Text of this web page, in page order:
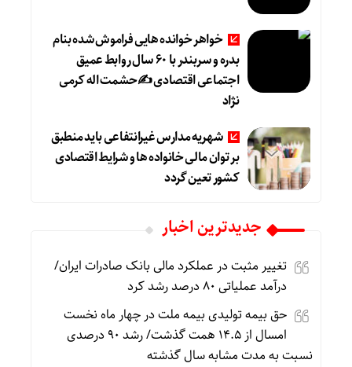
خواهر خوانده هایی فراموش شده بنام
بدره و سربندر با ۶۰ سال روابط عمیق
اجتماعی اقتصادی ✍حشمت اله کرمی
نژاد
شهریه مدارس غیرانتفاعی باید منطبق
بر توان مالی خانواده ها و شرایط اقتصادی
کشور تعین گردد
جديدترين اخبار
تغییر مثبت در عملکرد مالی بانک صادرات ایران/
درآمد عملیاتی ۸۰ درصد رشد کرد
حق بیمه تولیدی بیمه ملت در چهار ماه نخست
امسال از ۱۴.۵ همت گذشت/ رشد ۹۰ درصدی
نسبت به مدت مشابه سال گذشته